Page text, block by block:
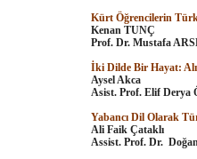
Kürt Öğrencilerin
Kenan TUNÇ
Prof. Dr. Mustafa
İki Dilde Bir Hayat:
Aysel Akca
Asist. Prof. Elif Derya
Yabancı Dil Olarak
Ali Faik Çataklı
Assist. Prof. Dr.